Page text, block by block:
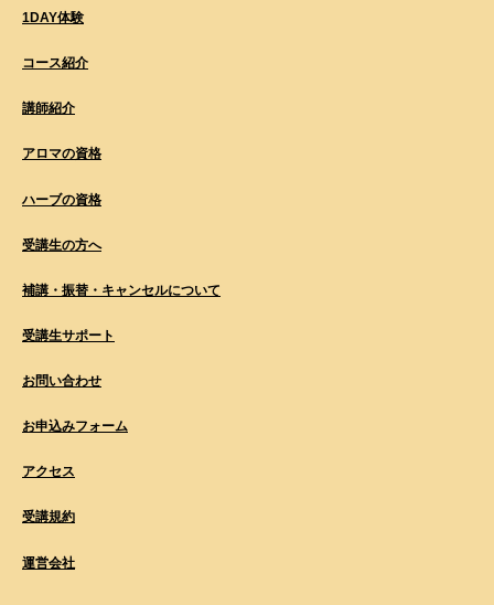
1DAY体験
コース紹介
講師紹介
アロマの資格
ハーブの資格
受講生の方へ
補講・振替・キャンセルについて
受講生サポート
お問い合わせ
お申込みフォーム
アクセス
受講規約
運営会社